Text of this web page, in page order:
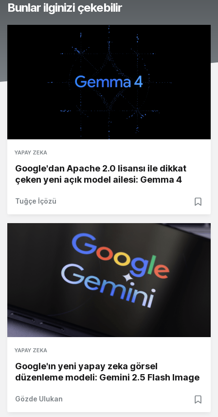
Bunlar ilginizi çekebilir
YAPAY ZEKA
Google'dan Apache 2.0 lisansı ile dikkat
çeken yeni açık model ailesi: Gemma 4
Tuğçe İçözü
YAPAY ZEKA
Google'ın yeni yapay zeka görsel
düzenleme modeli: Gemini 2.5 Flash Image
Gözde Ulukan